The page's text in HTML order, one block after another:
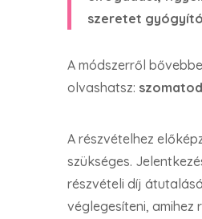
szeretet
A módszerről
olvashatsz:
A részvételhez
szükséges.
részvételi díj
véglegesíteni, amihez